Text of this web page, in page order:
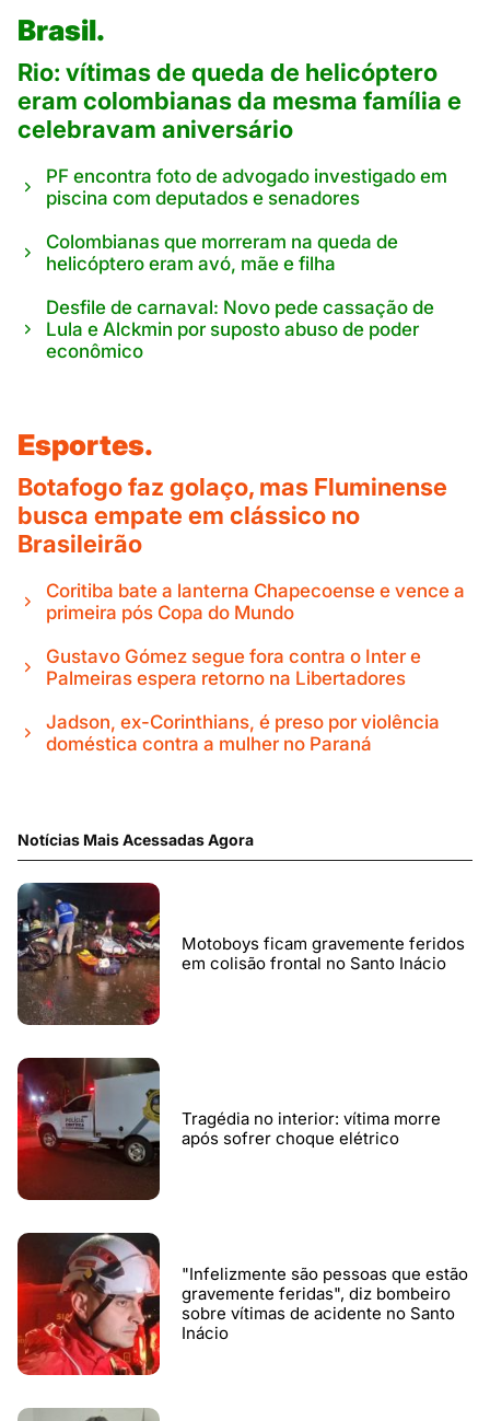
Brasil.
Rio: vítimas de queda de helicóptero
eram colombianas da mesma família e
celebravam aniversário
PF encontra foto de advogado investigado em
piscina com deputados e senadores
Colombianas que morreram na queda de
helicóptero eram avó, mãe e filha
Desfile de carnaval: Novo pede cassação de
Lula e Alckmin por suposto abuso de poder
econômico
Esportes.
Botafogo faz golaço, mas Fluminense
busca empate em clássico no
Brasileirão
Coritiba bate a lanterna Chapecoense e vence a
primeira pós Copa do Mundo
Gustavo Gómez segue fora contra o Inter e
Palmeiras espera retorno na Libertadores
Jadson, ex-Corinthians, é preso por violência
doméstica contra a mulher no Paraná
Notícias Mais Acessadas Agora
Motoboys ficam gravemente feridos
em colisão frontal no Santo Inácio
Tragédia no interior: vítima morre
após sofrer choque elétrico
"Infelizmente são pessoas que estão
gravemente feridas", diz bombeiro
sobre vítimas de acidente no Santo
Inácio